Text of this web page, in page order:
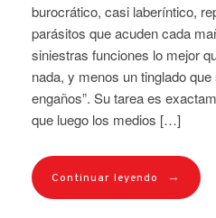
burocrático, casi laberíntico,
parásitos que acuden cada
siniestras funciones lo mejor
nada, y menos un tinglado
engaños”. Su tarea es
que luego los medios […]
Continuar leyendo →